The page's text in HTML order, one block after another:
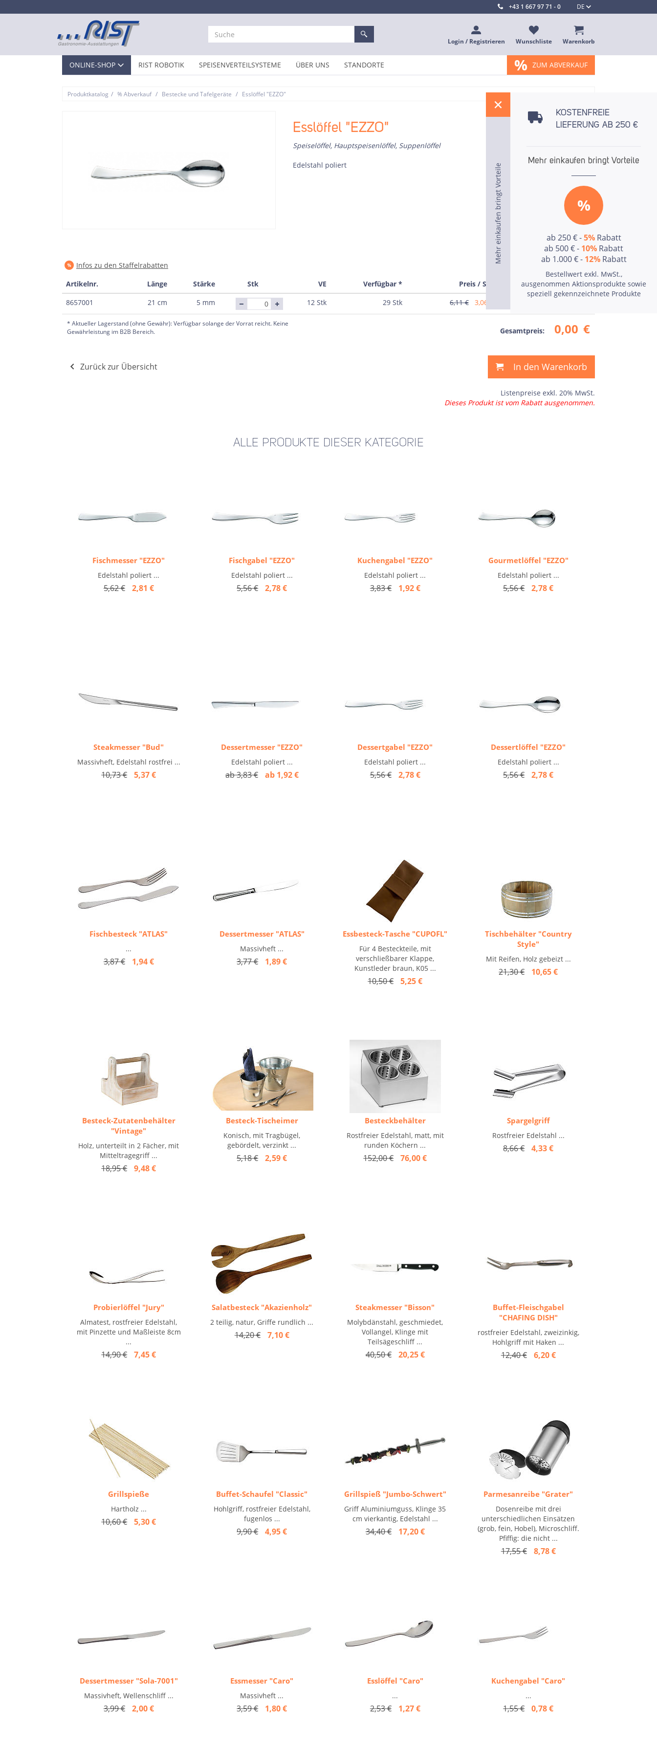
DE
+43 1 667 97 71 - 0
Login / Registrieren Wunschliste Warenkorb
ONLINE-SHOP RIST ROBOTIK SPEISENVERTEILSYSTEME ÜBER UNS STANDORTE % ZUM ABVERKAUF
Produktkatalog / % Abverkauf / Bestecke und Tafelgeräte / Esslöffel "EZZO"
Esslöffel "EZZO"
Speiselöffel, Hauptspeisenlöffel, Suppenlöffel
Edelstahl poliert
Infos zu den Staffelrabatten
Artikelnr.
Länge Stärke Stk VE Verfügbar * Preis / Stk
Preis
8657001
21 cm 5 mm 12 Stk 29 Stk 6,11 € 3,06
* Aktueller Lagerstand (ohne Gewähr): Verfügbar solange der Vorrat reicht. Keine
Gewährleistung im B2B Bereich.
Gesamtpreis: 0,00 €
In den Warenkorb
Listenpreise exkl. 20% MwSt.
Dieses Produkt ist vom Rabatt ausgenommen.
Zurück zur Übersicht
ALLE PRODUKTE DIESER KATEGORIE
Fischmesser "EZZO"
Edelstahl poliert ...
5,62 € 2,81 €
Fischgabel "EZZO"
Edelstahl poliert ...
5,56 € 2,78 €
Kuchengabel "EZZO"
Edelstahl poliert ...
3,83 € 1,92 €
Gourmetlöffel "EZZO"
Edelstahl poliert ...
5,56 € 2,78 €
Steakmesser "Bud"
Massivheft, Edelstahl rostfrei ...
10,73 € 5,37 €
Dessertmesser "EZZO"
Edelstahl poliert ...
ab 3,83 € ab 1,92 €
Dessertgabel "EZZO"
Edelstahl poliert ...
5,56 € 2,78 €
Dessertlöffel "EZZO"
Edelstahl poliert ...
5,56 € 2,78 €
Fischbesteck "ATLAS"
...
3,87 € 1,94 €
Dessertmesser "ATLAS"
Massivheft ...
3,77 € 1,89 €
Essbesteck-Tasche "CUPOFL"
Für 4 Besteckteile, mit
verschließbarer Klappe,
Kunstleder braun, K05 ...
10,50 € 5,25 €
Tischbehälter "Country
Style"
Mit Reifen, Holz gebeizt ...
21,30 € 10,65 €
Besteck-Zutatenbehälter
"Vintage"
Holz, unterteilt in 2 Fächer, mit
Mitteltragegriff ...
18,95 € 9,48 €
Besteck-Tischeimer
Konisch, mit Tragbügel,
gebördelt, verzinkt ...
5,18 € 2,59 €
Besteckbehälter
Rostfreier Edelstahl, matt, mit
runden Köchern ...
152,00 € 76,00 €
Spargelgriff
Rostfreier Edelstahl ...
8,66 € 4,33 €
Probierlöffel "Jury"
Almatest, rostfreier Edelstahl,
mit Pinzette und Maßleiste 8cm
...
14,90 € 7,45 €
Salatbesteck "Akazienholz"
2 teilig, natur, Griffe rundlich ...
14,20 € 7,10 €
Steakmesser "Bisson"
Molybdänstahl, geschmiedet,
Vollangel, Klinge mit
Teilsägeschliff ...
40,50 € 20,25 €
Buffet-Fleischgabel
"CHAFING DISH"
rostfreier Edelstahl, zweizinkig,
Hohlgriff mit Haken ...
12,40 € 6,20 €
Grillspieße
Hartholz ...
10,60 € 5,30 €
Buffet-Schaufel "Classic"
Hohlgriff, rostfreier Edelstahl,
fugenlos ...
9,90 € 4,95 €
Grillspieß "Jumbo-Schwert"
Griff Aluminiumguss, Klinge 35
cm vierkantig, Edelstahl ...
34,40 € 17,20 €
Parmesanreibe "Grater"
Dosenreibe mit drei
unterschiedlichen Einsätzen
(grob, fein, Hobel), Microschliff.
Pfiffig: die nicht ...
17,55 € 8,78 €
Dessertmesser "Sola-7001"
Massivheft, Wellenschliff ...
3,99 € 2,00 €
Essmesser "Caro"
Massivheft ...
3,59 € 1,80 €
Esslöffel "Caro"
...
2,53 € 1,27 €
Kuchengabel "Caro"
...
1,55 € 0,78 €
Mehr einkaufen bringt Vorteile
KOSTENFREIE
LIEFERUNG AB 250 €
Mehr einkaufen bringt Vorteile
%
ab 250 € -5%Rabatt
ab 500 € - 10% Rabatt
ab 1.000 € - 12%Rabatt
Bestellwert exkl. MwSt.,
ausgenommen Aktionsprodukte sowie
speziell gekennzeichnete Produkte